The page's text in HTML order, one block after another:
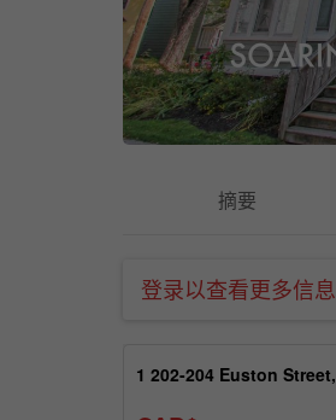
摘要
登录以查看更多信息